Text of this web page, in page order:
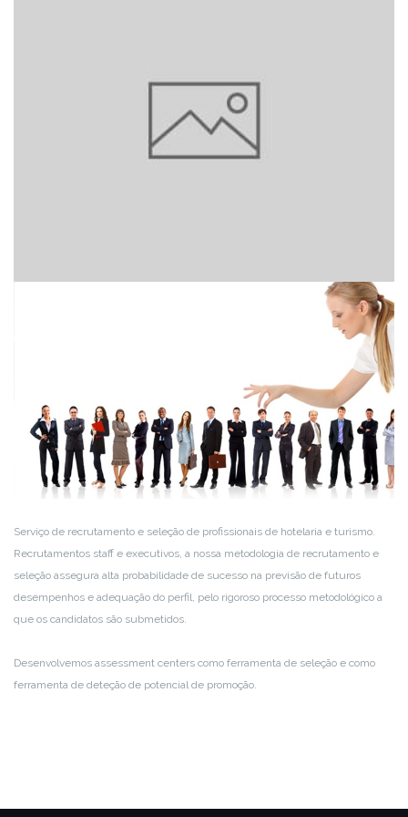
Serviço de recrutamento e seleção de profissionais de hotelaria e turismo.
Recrutamentos staff e executivos, a nossa metodologia de recrutamento e
seleção assegura alta probabilidade de sucesso na previsão de futuros
desempenhos e adequação do perfil, pelo rigoroso processo metodológico a
que os candidatos são submetidos.
Desenvolvemos assessment centers como ferramenta de seleção e como
ferramenta de deteção de potencial de promoção.